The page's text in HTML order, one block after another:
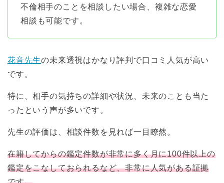
不倫相手のことを相談したい場合、複雑な恋愛
相談も可能です。
花音先生の未来透視はかなり評判で口コミ人気が高い
です。
特に、相手の気持ちの詳細や状況、未来のことも当た
ったという声が多いです。
先生の評価は、相談件数を見れば一目瞭然。
在籍してからの鑑定件数が非常に多く月に100件以上の
鑑定をこなしておられるなど、非常に人気がある証拠